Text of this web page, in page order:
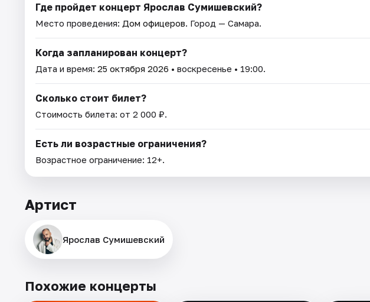
Где пройдет концерт Ярослав Сумишевский?
Место проведения: Дом офицеров. Город — Самара.
Когда запланирован концерт?
Дата и время: 25 октября 2026 • воскресенье • 19:00.
Сколько стоит билет?
Стоимость билета: от 2 000 ₽.
Есть ли возрастные ограничения?
Возрастное ограничение: 12+.
Артист
Ярослав Сумишевский
Похожие концерты